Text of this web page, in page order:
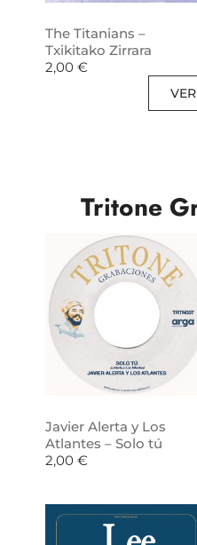
The Titanians –
Txikitako Zirrara
2,00 €
Tritone
Javier Alerta y Los
Atlantes – Solo tú
2,00 €